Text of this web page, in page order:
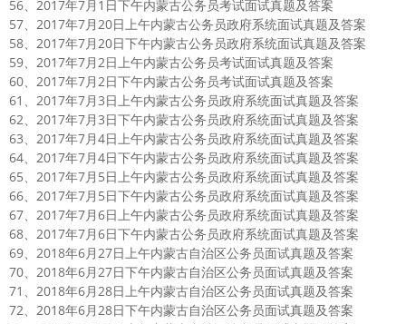
56、2017年7月1日下午内蒙古公务员考试面试真题及答案
57、2017年7月20日上午内蒙古公务员政府系统面试真题及答案
58、2017年7月20日下午内蒙古公务员政府系统面试真题及答案
59、2017年7月2日上午内蒙古公务员考试面试真题及答案
60、2017年7月2日下午内蒙古公务员考试面试真题及答案
61、2017年7月3日上午内蒙古公务员政府系统面试真题及答案
62、2017年7月3日下午内蒙古公务员政府系统面试真题及答案
63、2017年7月4日上午内蒙古公务员政府系统面试真题及答案
64、2017年7月4日下午内蒙古公务员政府系统面试真题及答案
65、2017年7月5日上午内蒙古公务员政府系统面试真题及答案
66、2017年7月5日下午内蒙古公务员政府系统面试真题及答案
67、2017年7月6日上午内蒙古公务员政府系统面试真题及答案
68、2017年7月6日下午内蒙古公务员政府系统面试真题及答案
69、2018年6月27日上午内蒙古自治区公务员面试真题及答案
70、2018年6月27日下午内蒙古自治区公务员面试真题及答案
71、2018年6月28日上午内蒙古自治区公务员面试真题及答案
72、2018年6月28日下午内蒙古自治区公务员面试真题及答案